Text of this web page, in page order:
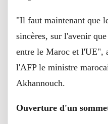
"Il faut maintenant que
sincères, sur l'avenir
entre le Maroc et l'UE",
l'AFP le ministre
Akhannouch.
Ouverture d'un